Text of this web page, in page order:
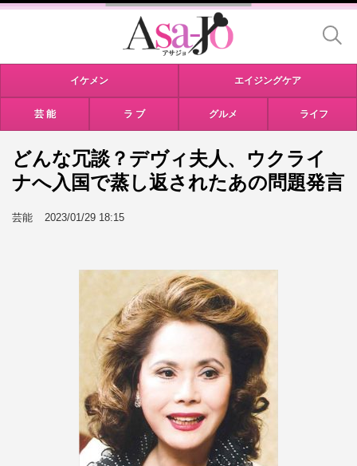
イケメン エイジングケア
芸 能 ラ ブ グルメ ライフ
どんな冗談？デヴィ夫人、ウクライ
ナへ入国で蒸し返されたあの問題発言
芸能 2023/01/29 18:15